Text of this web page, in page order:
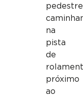
pedestre
na
pista
de
próximo
ao